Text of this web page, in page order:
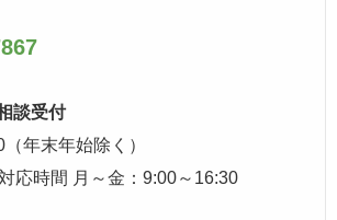
談受付
年末年始除く）
応時間 月～金：9:00～16:30